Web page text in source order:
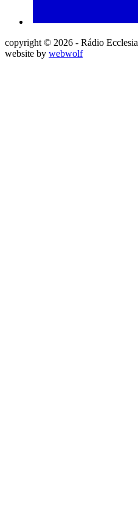
copyright © 2026 - Rádio Ecclesia
website by webwolf